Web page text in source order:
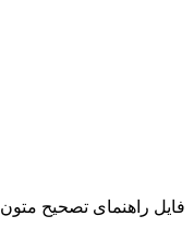
فایل راهنمای تصحیح متون